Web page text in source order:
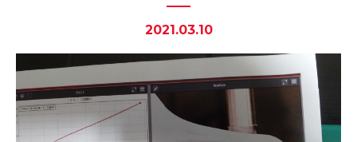
誤嚥・誤嚥性肺炎の知識
-誤嚥・誤嚥性肺炎とは
-誤嚥のQ&A(コラム)
-誤嚥・誤嚥性肺炎の予防策
会社情報
2021.03.10